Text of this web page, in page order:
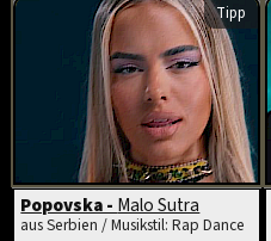
Tipp
Popovska - Malo Sutra
aus Serbien / Musikstil: Rap Dance